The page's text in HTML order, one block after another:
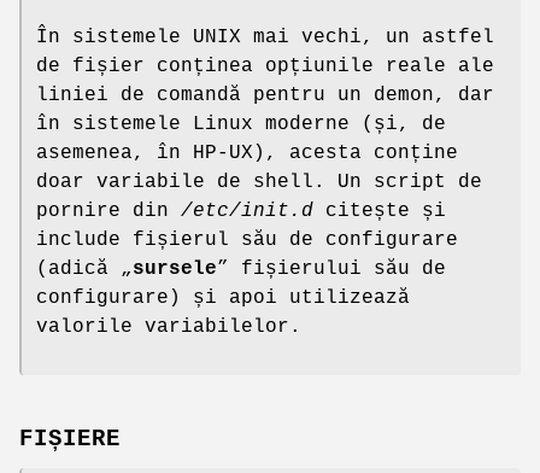
În sistemele UNIX mai vechi, un astfel
de fișier conținea opțiunile reale ale
liniei de comandă pentru un demon, dar
în sistemele Linux moderne (și, de
asemenea, în HP-UX), acesta conține
doar variabile de shell. Un script de
pornire din /etc/init.d citește și
include fișierul său de configurare
(adică „sursele” fișierului său de
configurare) și apoi utilizează
valorile variabilelor.
FIȘIERE